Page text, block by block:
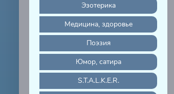
Эзотерика
Медицина, здоровье
Поэзия
Юмор, сатира
S.T.A.L.K.E.R.